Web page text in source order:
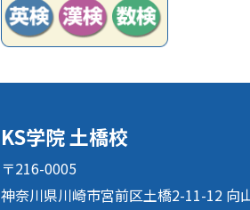
KS学院 土橋校
〒216-0005
神奈川県川崎市宮前区土橋2-11-12 向